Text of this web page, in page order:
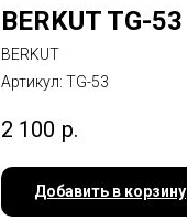
BERKUT TG-53
BERKUT
Артикул: TG-53
2 100 р.
Добавить в корзину